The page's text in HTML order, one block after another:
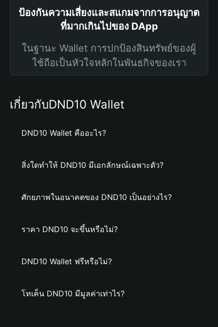
ป้องกันความเสี่ยงและสแกมจากการอนุญาต
ที่มากเกินไปของ DApp
ในฐานะ Wallet การปกป้องสินทรัพย์ของผู้
ใช้ถือเป็นหัวใจหลักในพันธกิจของเรา
เกี่ยวกับDND10 Wallet
DND10 Wallet คืออะไร?
สิ่งใดทำให้ DND10 มีเอกลักษณ์เฉพาะตัว?
ศักยภาพในอนาคตของ DND10 เป็นอย่างไร?
ราคา DND10 จะขึ้นหรือไม่?
DND10 Wallet ฟรีหรือไม่?
โทเค็น DND10 มีมูลค่าเท่าไร?